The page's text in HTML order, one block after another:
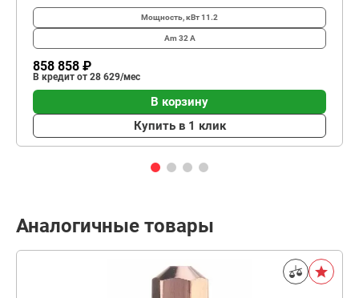
Мощность, кВт11.2
Am 32 А
858 858 ₽
В кредит от 28 629/мес
В корзину
Купить в 1 клик
Аналогичные товары